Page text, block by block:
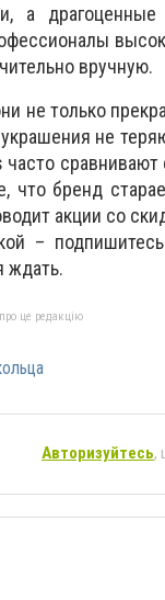
а
вручную.
не только
не
часто
что бренд
акции со
–
ждать.
це редакцію
Авторизуйтесь,